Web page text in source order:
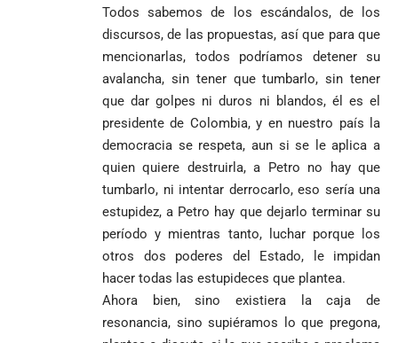
Todos sabemos de los escándalos, de los
discursos, de las propuestas, así que para que
mencionarlas, todos podríamos detener su
avalancha, sin tener que tumbarlo, sin tener
que dar golpes ni duros ni blandos, él es el
presidente de Colombia, y en nuestro país la
democracia se respeta, aun si se le aplica a
quien quiere destruirla, a Petro no hay que
tumbarlo, ni intentar derrocarlo, eso sería una
estupidez, a Petro hay que dejarlo terminar su
período y mientras tanto, luchar porque los
otros dos poderes del Estado, le impidan
hacer todas las estupideces que plantea.
Ahora bien, sino existiera la caja de
resonancia, sino supiéramos lo que pregona,
Federico
Gutiérrez
envía
documentos
al FBI, DEA y
Congreso
contra la ‘paz
total’ por
presuntos
beneficios a
criminales
1
Humberto de
Jesús Hincapié
Álzate, reconocido
sacerdote de la
Girardota, Párroco
de Yolombo
reñida
segunda
vuelta
Uribe
arremete
contra Petro y
responsabiliza
por la crisis de
la salud en
Colombia
Alemania no
tuvo piedad:
goleó 7-1 a un
valiente
Curazao en su
debut
mundialista
Diócesis de
Sonsón-Rionegro
rechaza fotos
tomadas en
templo de Guarne y
ordena acto de